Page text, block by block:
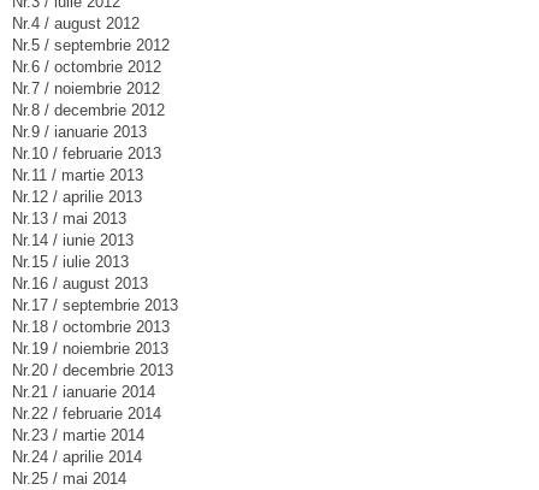
Nr.4 / august 2012
Nr.5 / septembrie 2012
Nr.6 / octombrie 2012
Nr.7 / noiembrie 2012
Nr.8 / decembrie 2012
Nr.9 / ianuarie 2013
Nr.10 / februarie 2013
Nr.11 / martie 2013
Nr.12 / aprilie 2013
Nr.13 / mai 2013
Nr.14 / iunie 2013
Nr.15 / iulie 2013
Nr.16 / august 2013
Nr.17 / septembrie 2013
Nr.18 / octombrie 2013
Nr.19 / noiembrie 2013
Nr.20 / decembrie 2013
Nr.21 / ianuarie 2014
Nr.22 / februarie 2014
Nr.23 / martie 2014
Nr.24 / aprilie 2014
Nr.25 / mai 2014